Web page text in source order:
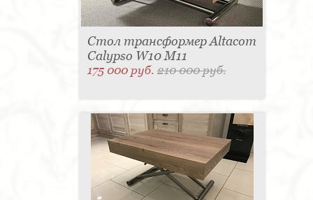
Стол трансформер Altacom
Calypso W10 M11
175 000 руб.210 000 руб.